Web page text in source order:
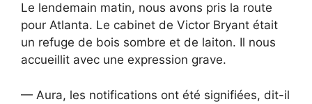
Le lendemain matin, nous avons pris la route
pour Atlanta. Le cabinet de Victor Bryant était
un refuge de bois sombre et de laiton. Il nous
accueillit avec une expression grave.
— Aura, les notifications ont été signifiées, dit-il